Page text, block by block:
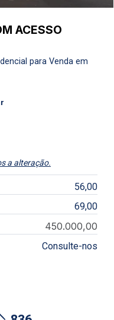
ACESSO
para Venda em
a alteração.
56,00
69,00
450.000,00
Consulte-nos